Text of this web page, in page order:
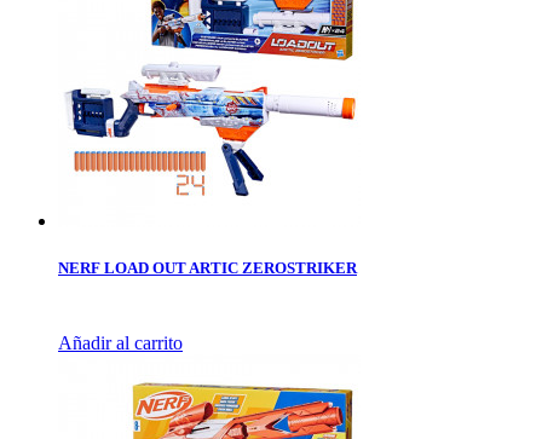
NERF LOAD OUT ARTIC ZEROSTRIKER
Añadir al carrito